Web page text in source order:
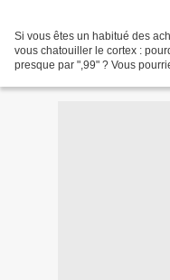
Si vous êtes un habitué des
vous chatouiller le cortex :
presque par ",99" ? Vous